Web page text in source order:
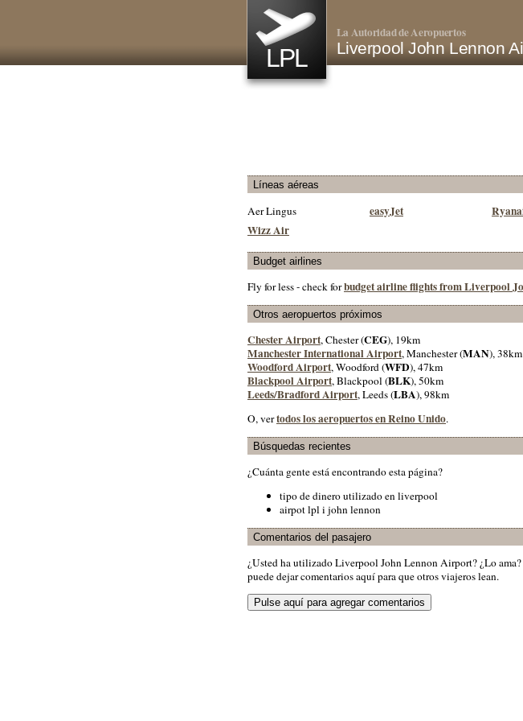
LPL
La Autoridad de Aeropuertos
Liverpool John Lennon
Líneas aéreas
Aer Lingus easyJet
Wizz Air
Budget airlines
Fly for less - check forbudget airline flights from Liverpool
Otros aeropuertos próximos
Chester Airport, Chester (CEG), 19km
Manchester International Airport, Manchester (MAN), 38km
Woodford Airport, Woodford (WFD), 47km
Blackpool Airport, Blackpool (BLK), 50km
Leeds/Bradford Airport, Leeds (LBA), 98km
O, vertodos los aeropuertos en Reino Unido.
Búsquedas recientes
¿Cuánta gente está encontrando esta página?
tipo de dinero utilizado en liverpool
airpot lpl i john lennon
Comentarios del pasajero
¿Usted ha utilizado Liverpool John Lennon Airport? ¿Lo
puede dejar comentarios aquí para que otros viajeros lean.